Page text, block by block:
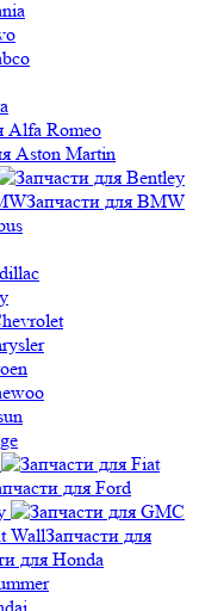
Alfa Romeo
Aston Martin
Запчасти для BMW
для Ford
Запчасти для
для Honda